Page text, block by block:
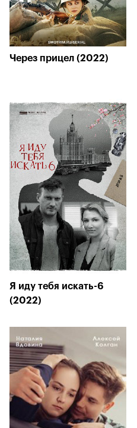
Через прицел (2022)
Я иду тебя искать-6
(2022)